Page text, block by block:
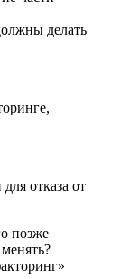
делать
отказа от
позже